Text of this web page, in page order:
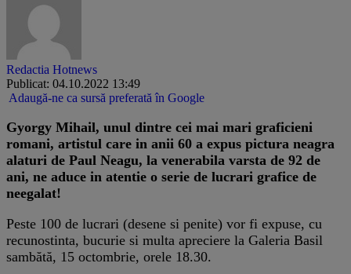
Redactia Hotnews
Publicat: 04.10.2022 13:49
Adaugă-ne ca sursă preferată în Google
Gyorgy Mihail, unul dintre cei mai mari graficieni
romani, artistul care in anii 60 a expus pictura neagra
alaturi de Paul Neagu, la venerabila varsta de 92 de
ani, ne aduce in atentie o serie de lucrari grafice de
neegalat!
Peste 100 de lucrari (desene si penite) vor fi expuse, cu
recunostinta, bucurie si multa apreciere la Galeria Basil
sambătă, 15 octombrie, orele 18.30.